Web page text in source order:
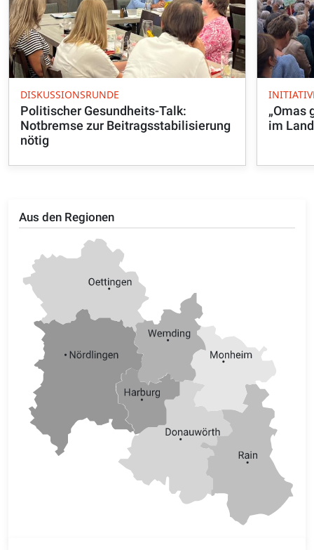
Aus den Regionen
DISKUSSIONSRUNDE
Politischer Gesundheits-Talk:
Notbremse zur Beitragsstabilisierung
nötig
„Omas
im